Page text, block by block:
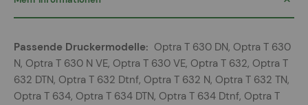
Mehr
Informationen
Optra T 630 DN, Optra T 630
N, Optra T 630 N VE, Optra T 630 VE, Optra T 632, Optra T
632 DTN, Optra T 632 Dtnf, Optra T 632 N, Optra T 632 TN,
Optra T 634, Optra T 634 DTN, Optra T 634 Dtnf, Optra T